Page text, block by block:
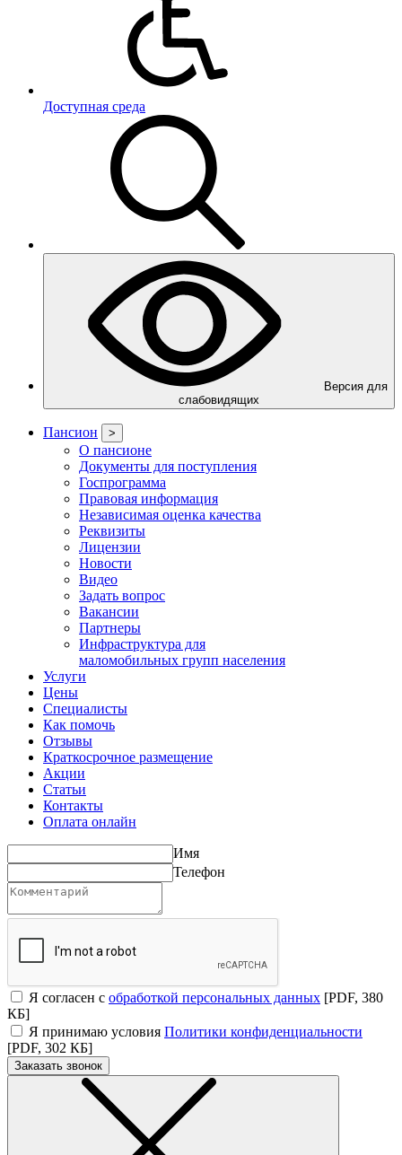
Доступная среда
Версия для
слабовидящих
Пансион >
О пансионе
Документы для поступления
Госпрограмма
Правовая информация
Независимая оценка качества
Реквизиты
Лицензии
Новости
Видео
Задать вопрос
Вакансии
Партнеры
Инфраструктура для
маломобильных групп населения
Услуги
Цены
Специалисты
Как помочь
Отзывы
Краткосрочное размещение
Акции
Статьи
Контакты
Оплата онлайн
Имя
Телефон
Я согласен с обработкой персональных данных [PDF, 380
КБ]
Я принимаю условия Политики конфиденциальности
[PDF, 302 КБ]
Заказать звонок